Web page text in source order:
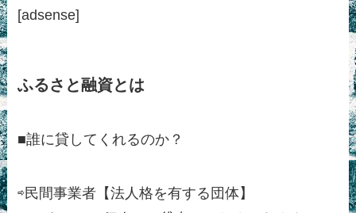
[adsense]
ふるさと融資とは
■誰に貸してくれるのか？
⇨民間事業者【法人格を有する団体】